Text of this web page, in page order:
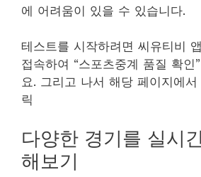
에 어려움이 있을 수 있습니다.
테스트를 시작하려면 씨유티비
접속하여 “스포츠중계 품질 확인
요. 그리고 나서 해당 페이지에서
릭
다양한 경기를 실시
해보기